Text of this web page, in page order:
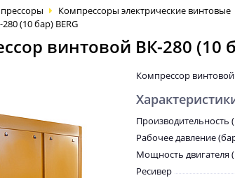
Компрессоры электрические винтовые
(10 бар) BERG
винтовой ВК-280 (10
Компрессор
Рабочее давление
Мощность двигателя
Ресивер